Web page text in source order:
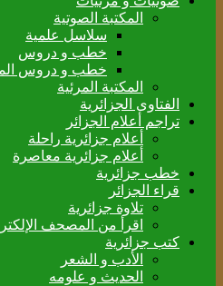
المكتبة الصوتية
سلاسل علمية
خطب و دروس
خطب و دروس
المكتبة المرئية
الفتاوى الجزائرية
تراجم أعلام الجزائر
أعلام جزائرية راحلة
أعلام جزائرية معاصرة
خطب جزائرية
قراء الجزائر
تلاوة جزائرية
اقرأ من المصحف
كتب جزائرية
الأدب و الشعر
الحديث و علومه